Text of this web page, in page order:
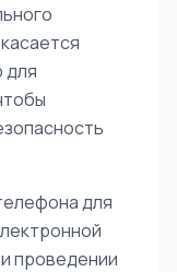
для
для
проведении